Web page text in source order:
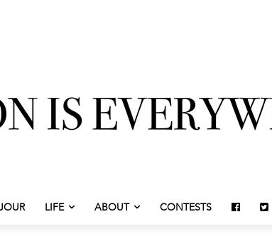
LIFE ABOUT CONTESTS